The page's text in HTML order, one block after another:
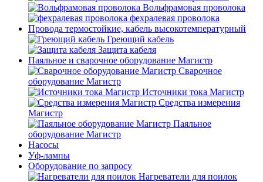
Вольфрамовая проволока
фехралевая проволока
Провода термостойкие, кабель высокотемпературный
Греющий кабель
Защита кабеля
Паяльное и сварочное оборудование Магистр
Сварочное
оборудование Магистр
Источники тока Магистр
Средства измерения
Магистр
Паяльное
оборудование Магистр
Насосы
Уф-лампы
Оборудование по запросу
Нагреватели для поилок